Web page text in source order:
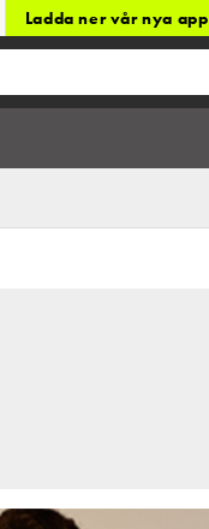
Ladda ner vår nya app